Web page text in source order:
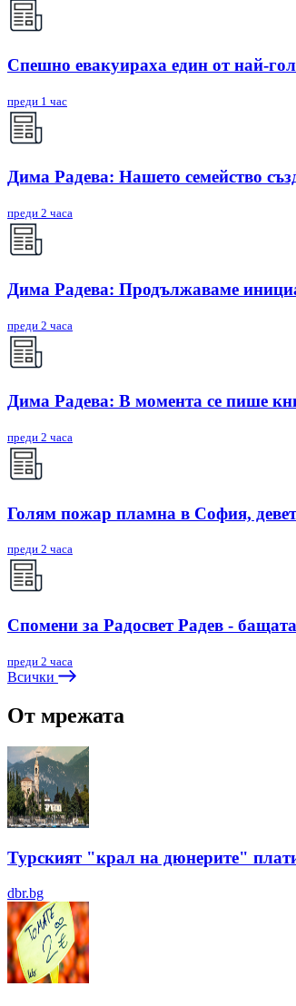
Спешно евакуираха един от най-
преди 1 час
Дима Радева: Нашето семейство
преди 2 часа
Дима Радева: Продължаваме
преди 2 часа
Дима Радева: В момента се пише
преди 2 часа
Голям пожар пламна в София,
преди 2 часа
Спомени за Радосвет Радев -
преди 2 часа
Всички
От мрежата
Турският "крал на дюнерите"
dbr.bg